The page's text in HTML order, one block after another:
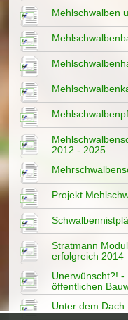
Mehlschwalben
2012 - 2025
Projekt
Stratmann
erfolgreich 2014
Unerwünscht?! -
öffentlichen
Unter dem